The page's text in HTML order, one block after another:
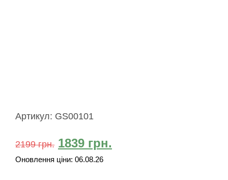
Артикул: GS00101
2199грн. 1839 грн.
Оновлення ціни: 06.08.26